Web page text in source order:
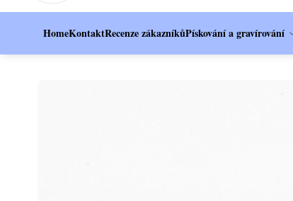
HomeKontaktRecenze zákazníkůPískování a gravírování